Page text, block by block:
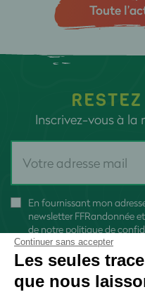
Toute
Inscrivez-vous à la
En fournissant mon
newsletter FFRandonnée
de notre politique de
Continuer sans accepter
Les seules
que nous